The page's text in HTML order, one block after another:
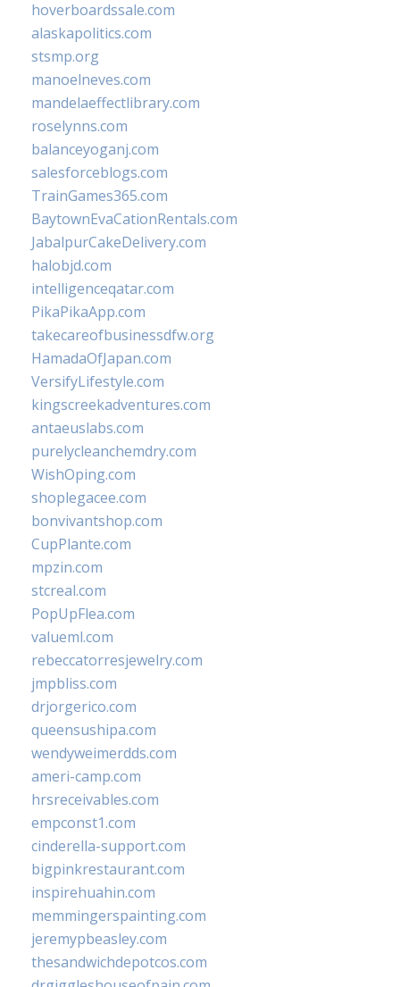
hoverboardssale.com
alaskapolitics.com
stsmp.org
manoelneves.com
mandelaeffectlibrary.com
roselynns.com
balanceyoganj.com
salesforceblogs.com
TrainGames365.com
BaytownEvaCationRentals.com
JabalpurCakeDelivery.com
halobjd.com
intelligenceqatar.com
PikaPikaApp.com
takecareofbusinessdfw.org
HamadaOfJapan.com
VersifyLifestyle.com
kingscreekadventures.com
antaeuslabs.com
purelycleanchemdry.com
WishOping.com
shoplegacee.com
bonvivantshop.com
CupPlante.com
mpzin.com
stcreal.com
PopUpFlea.com
valueml.com
rebeccatorresjewelry.com
jmpbliss.com
drjorgerico.com
queensushipa.com
wendyweimerdds.com
ameri-camp.com
hrsreceivables.com
empconst1.com
cinderella-support.com
bigpinkrestaurant.com
inspirehuahin.com
memmingerspainting.com
jeremypbeasley.com
thesandwichdepotcos.com